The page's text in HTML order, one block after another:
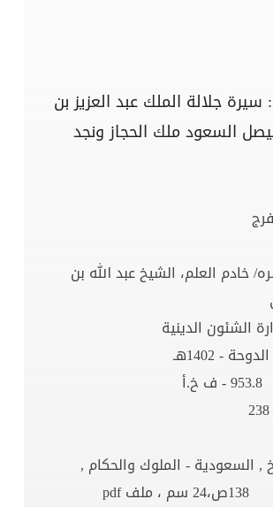
جلالة الملك عبد العزيز بن
السعود ملك الحجاز ونجد
خادم العلم، الشيخ عبد الله بن
الشئون الدينية
الدوحة - 1402هـ
953.8 - ف خ.أ
238
, السعودية - الملوك والحكام ,
138ص،24 سم ، ملف pdf